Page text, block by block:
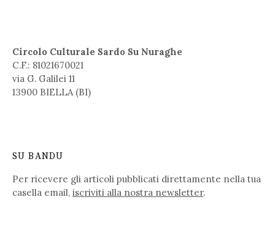
Circolo Culturale Sardo Su Nuraghe
C.F.: 81021670021
via G. Galilei 11
13900 BIELLA (BI)
SU BANDU
Per ricevere gli articoli pubblicati direttamente nella tua
casella email, iscriviti alla nostra newsletter.